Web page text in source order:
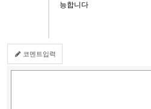
능합니다
코멘트입력